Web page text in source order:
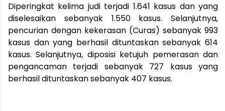
Diperingkat kelima judi terjadi 1.641 kasus dan yang
diselesaikan sebanyak 1.550 kasus. Selanjutnya,
pencurian dengan kekerasan (Curas) sebanyak 993
kasus dan yang berhasil dituntaskan sebanyak 614
kasus. Selanjutnya, diposisi ketujuh pemerasan dan
pengancaman terjadi sebanyak 727 kasus yang
berhasil dituntaskan sebanyak 407 kasus.